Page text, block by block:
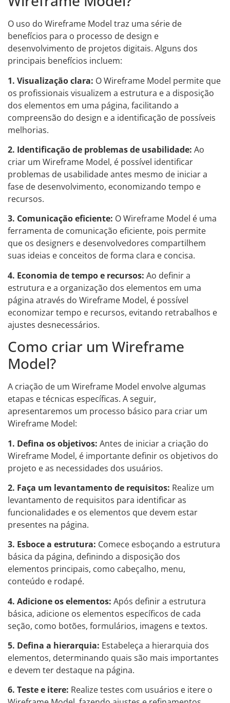
O uso do Wireframe Model traz uma série de
benefícios para o processo de design e
desenvolvimento de projetos digitais. Alguns dos
principais benefícios incluem:
1. Visualização clara: O Wireframe Model permite que
os profissionais visualizem a estrutura e a disposição
dos elementos em uma página, facilitando a
compreensão do design e a identificação de possíveis
melhorias.
2. Identificação de problemas de usabilidade: Ao
criar um Wireframe Model, é possível identificar
problemas de usabilidade antes mesmo de iniciar a
fase de desenvolvimento, economizando tempo e
recursos.
3. Comunicação eficiente: O Wireframe Model é uma
ferramenta de comunicação eficiente, pois permite
que os designers e desenvolvedores compartilhem
suas ideias e conceitos de forma clara e concisa.
4. Economia de tempo e recursos: Ao definir a
estrutura e a organização dos elementos em uma
página através do Wireframe Model, é possível
economizar tempo e recursos, evitando retrabalhos e
ajustes desnecessários.
Como criar um Wireframe
Model?
A criação de um Wireframe Model envolve algumas
etapas e técnicas específicas. A seguir,
apresentaremos um processo básico para criar um
Wireframe Model:
1. Defina os objetivos: Antes de iniciar a criação do
Wireframe Model, é importante definir os objetivos do
projeto e as necessidades dos usuários.
2. Faça um levantamento de requisitos: Realize um
levantamento de requisitos para identificar as
funcionalidades e os elementos que devem estar
presentes na página.
3. Esboce a estrutura: Comece esboçando a estrutura
básica da página, definindo a disposição dos
elementos principais, como cabeçalho, menu,
conteúdo e rodapé.
4. Adicione os elementos: Após definir a estrutura
básica, adicione os elementos específicos de cada
seção, como botões, formulários, imagens e textos.
5. Defina a hierarquia: Estabeleça a hierarquia dos
elementos, determinando quais são mais importantes
e devem ter destaque na página.
6. Teste e itere: Realize testes com usuários e itere o